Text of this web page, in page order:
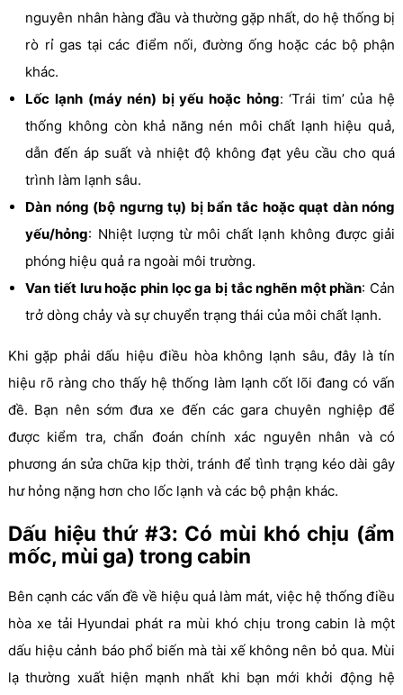
nguyên nhân hàng đầu và thường gặp nhất, do hệ thống bị
rò rỉ gas tại các điểm nối, đường ống hoặc các bộ phận
khác.
Lốc lạnh (máy nén) bị yếu hoặc hỏng: ‘Trái tim’ của hệ
thống không còn khả năng nén môi chất lạnh hiệu quả,
dẫn đến áp suất và nhiệt độ không đạt yêu cầu cho quá
trình làm lạnh sâu.
Dàn nóng (bộ ngưng tụ) bị bẩn tắc hoặc quạt dàn nóng
yếu/hỏng: Nhiệt lượng từ môi chất lạnh không được giải
phóng hiệu quả ra ngoài môi trường.
Van tiết lưu hoặc phin lọc ga bị tắc nghẽn một phần: Cản
trở dòng chảy và sự chuyển trạng thái của môi chất lạnh.
Khi gặp phải dấu hiệu điều hòa không lạnh sâu, đây là tín
hiệu rõ ràng cho thấy hệ thống làm lạnh cốt lõi đang có vấn
đề. Bạn nên sớm đưa xe đến các gara chuyên nghiệp để
được kiểm tra, chẩn đoán chính xác nguyên nhân và có
phương án sửa chữa kịp thời, tránh để tình trạng kéo dài gây
hư hỏng nặng hơn cho lốc lạnh và các bộ phận khác.
Dấu hiệu thứ #3: Có mùi khó chịu (ẩm
mốc, mùi ga) trong cabin
Bên cạnh các vấn đề về hiệu quả làm mát, việc hệ thống điều
hòa xe tải Hyundai phát ra mùi khó chịu trong cabin là một
dấu hiệu cảnh báo phổ biến mà tài xế không nên bỏ qua. Mùi
lạ thường xuất hiện mạnh nhất khi bạn mới khởi động hệ